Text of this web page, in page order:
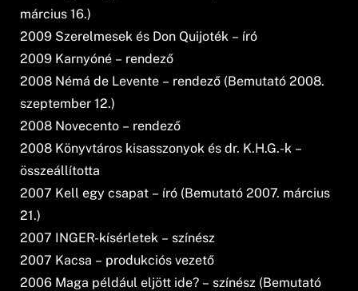
március 16.)
2009 Szerelmesek és Don Quijoték – író
2009 Karnyóné – rendező
2008 Némá de Levente – rendező (Bemutató 2008.
szeptember 12.)
2008 Novecento – rendező
2008 Könyvtáros kisasszonyok és dr. K.H.G.-k –
összeállította
2007 Kell egy csapat – író (Bemutató 2007. március
21.)
2007 INGER-kísérletek – színész
2007 Kacsa – produkciós vezető
2006 Maga például eljött ide? – színész (Bemutató